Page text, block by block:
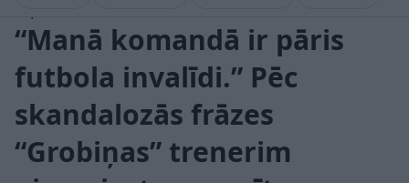
“Manā komandā ir pāris
futbola invalīdi.” Pēc
skandalozās frāzes
“Grobiņas” trenerim